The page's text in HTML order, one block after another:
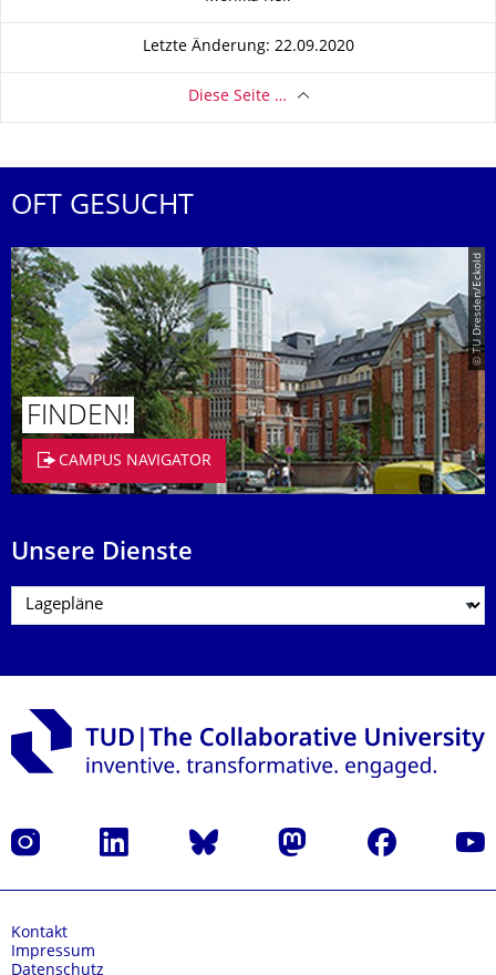
Letzte Änderung: 22.09.2020
Diese Seite …
OFT GESUCHT
© TU Dresden/Eckold
FINDEN!
CAMPUS NAVIGATOR
Unsere Dienste
Instagram LinkedIn Bluesky Mastodon Facebook
Kontakt
Impressum
Datenschutz